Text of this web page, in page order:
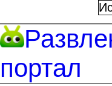
портал